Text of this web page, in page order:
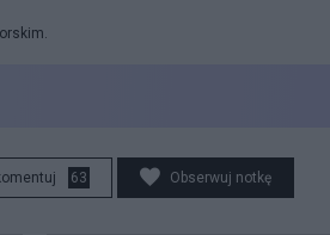
63 Obserwuj notkę